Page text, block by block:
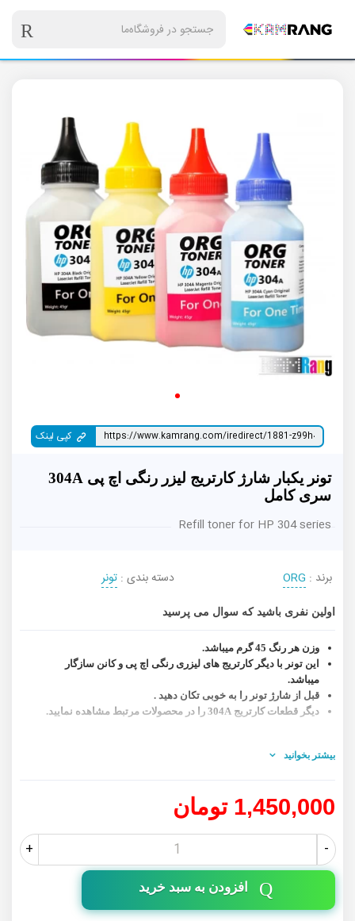
کپی لینک
تونر یکبار شارژ کارتریج لیزر رنگی اچ پی 304A
سری کامل
Refill toner for HP 304 series
برند : ORG دسته بندی : تونر
اولین نفری باشید که سوال می پرسید
وزن هر رنگ 45 گرم میباشد.
این تونر با دیگر کارتریج های لیزری رنگی اچ پی و کانن سازگار
میباشد.
قبل از شارژ تونر را به خوبی تکان دهید .
دیگر قطعات کارتریج 304A را در محصولات مرتبط مشاهده نمایید.
بیشتر بخوانید
1,450,000 تومان
-
+
افزودن به سبد خرید